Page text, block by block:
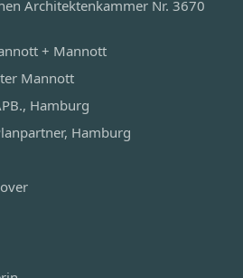
Architektenkammer Nr. 3670
+ Mannott
Mannott
Hamburg
Hamburg